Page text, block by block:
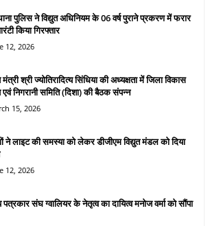
पुलिस ने विद्युत अधिनियम के 06 वर्ष पुराने प्रकरण में फरार
किया गिरफ्तार
12, 2026
श्री ज्योतिरादित्य सिंधिया की अध्यक्षता में जिला विकास
निगरानी समिति (दिशा) की बैठक संपन्न
15, 2026
ने लाइट की समस्या को लेकर डीजीएम विद्युत मंडल को दिया
12, 2026
पत्रकार संघ ग्वालियर के नेतृत्व का दायित्व मनोज वर्मा को सौंपा